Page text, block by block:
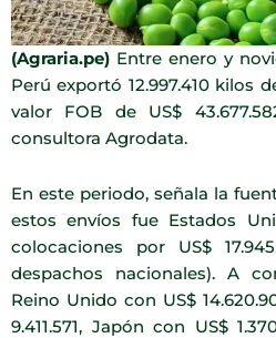
(Agraria.pe) Entre enero y
Perú exportó 12.997.410 kilos
valor FOB de US$
consultora Agrodata.
En este periodo, señala la
estos envíos fue Estados
colocaciones por US$
despachos nacionales). A
Reino Unido con US$
9.411.571, Japón con US$